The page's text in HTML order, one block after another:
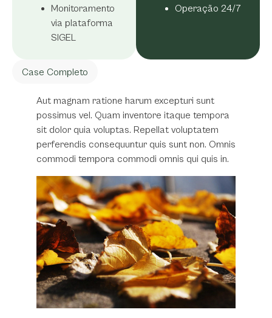
Monitoramento
via plataforma
SIGEL
Operação 24/7
Case Completo
Aut magnam ratione harum excepturi sunt
possimus vel. Quam inventore itaque tempora
sit dolor quia voluptas. Repellat voluptatem
perferendis consequuntur quis sunt non. Omnis
commodi tempora commodi omnis qui quis in.